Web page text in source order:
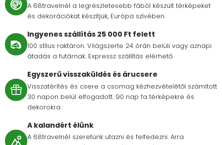
A 68travelnél a legrészletesebb fából készült térképeket
és dekorációkat készítjük, Európa szívében.
Ingyenes szállítás 25 000 Ft felett
100 stílus raktáron. Világszerte 24 órán belüli vagy aznapi
átadás a futárnak. Expressz szállítás elérhető.
Egyszerű visszaküldés és árucsere
Visszatérítés és csere a csomag kézhezvételétől számított
30 napon belül elfogadott. 90 nap fa térképekre és
dekorokra.
A kalandért élünk
A 68travelnél szeretünk utazni és felfedezni. Arra